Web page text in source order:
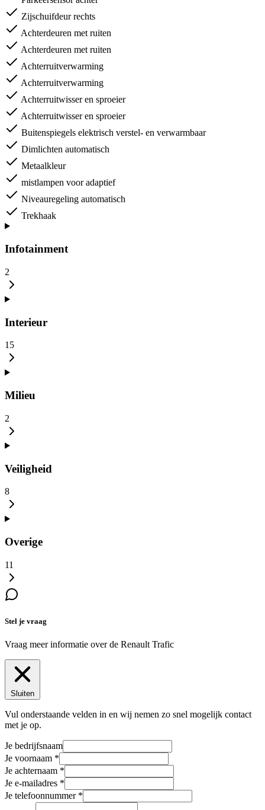
Zijschuifdeur rechts
Achterdeuren met ruiten
Achterdeuren met ruiten
Achterruitverwarming
Achterruitverwarming
Achterruitwisser en sproeier
Achterruitwisser en sproeier
Buitenspiegels elektrisch verstel- en verwarmbaar
Dimlichten automatisch
Metaalkleur
mistlampen voor adaptief
Niveauregeling automatisch
Trekhaak
Infotainment
2
Interieur
15
Milieu
2
Veiligheid
8
Overige
11
Stel je vraag
Vraag meer informatie over de Renault Trafic
Sluiten
Vul onderstaande velden in en wij nemen zo snel mogelijk contact
met je op.
Je bedrijfsnaam
Je voornaam
Je achternaam
Je e-mailadres
Je telefoonnummer